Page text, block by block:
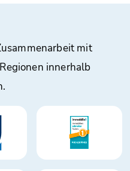
mit
innerhalb